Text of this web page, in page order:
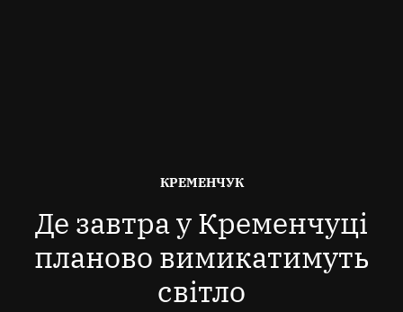
ОПУБЛІКОВАНО
КРЕМЕНЧУК
Де завтра у Кременчуці
планово вимикатимуть
світло